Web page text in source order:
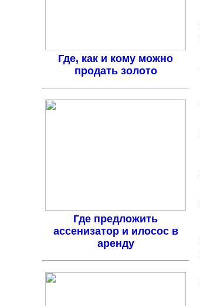
Где, как и кому можно
продать золото
Где предложить
ассенизатор и илосос в
аренду